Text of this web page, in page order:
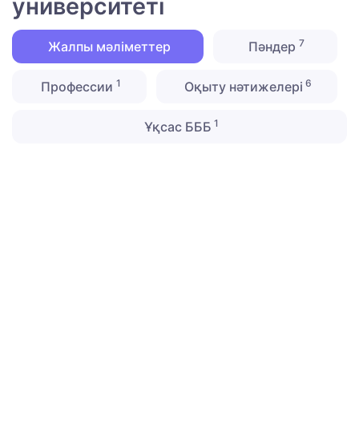
университеті
Жалпы мәліметтер Пәндер 7
Профессии 1 Оқыту нәтижелері 6
Ұқсас БББ 1